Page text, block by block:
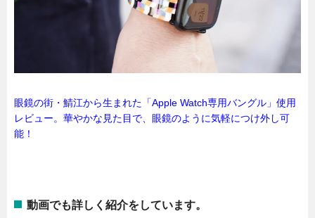
眼鏡の街・鯖江から生まれた「Apple Watch専用バングル」使用
レビュー。華やかな見た目で、眼鏡のように気軽につけ外し可
能！
動画でも詳しく紹介をしています。